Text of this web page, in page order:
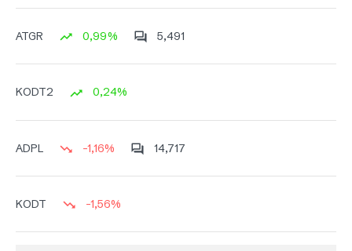
ATGR 0,99% 5,491
KODT2 0,24%
ADPL -1,16% 14,717
KODT -1,56%